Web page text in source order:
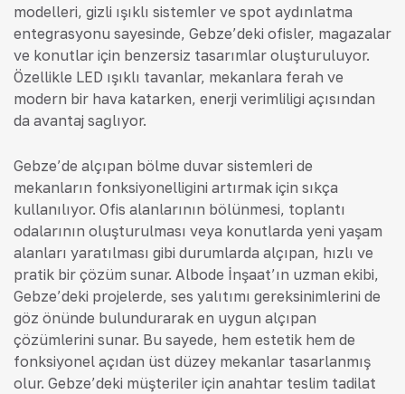
modelleri, gizli ışıklı sistemler ve spot aydınlatma
entegrasyonu sayesinde, Gebze’deki ofisler, mağazalar
ve konutlar için benzersiz tasarımlar oluşturuluyor.
Özellikle LED ışıklı tavanlar, mekanlara ferah ve
modern bir hava katarken, enerji verimliliği açısından
da avantaj sağlıyor.
Gebze’de alçıpan bölme duvar sistemleri de
mekanların fonksiyonelliğini artırmak için sıkça
kullanılıyor. Ofis alanlarının bölünmesi, toplantı
odalarının oluşturulması veya konutlarda yeni yaşam
alanları yaratılması gibi durumlarda alçıpan, hızlı ve
pratik bir çözüm sunar. Albode İnşaat’ın uzman ekibi,
Gebze’deki projelerde, ses yalıtımı gereksinimlerini de
göz önünde bulundurarak en uygun alçıpan
çözümlerini sunar. Bu sayede, hem estetik hem de
fonksiyonel açıdan üst düzey mekanlar tasarlanmış
olur. Gebze’deki müşteriler için anahtar teslim tadilat